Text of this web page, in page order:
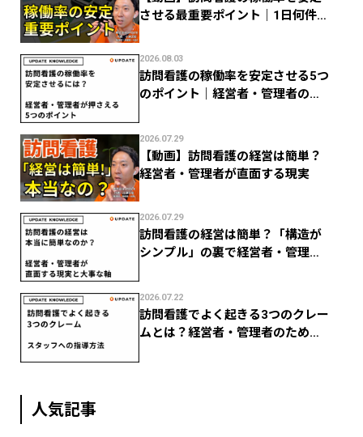
させる最重要ポイント｜1日何件で
2026.08.03
訪問看護の稼働率を安定させる5つ
のポイント｜経営者・管理者のた
2026.07.29
【動画】訪問看護の経営は簡単？
経営者・管理者が直面する現実
2026.07.29
訪問看護の経営は簡単？「構造が
シンプル」の裏で経営者・管理者
2026.07.22
訪問看護でよく起きる3つのクレー
ムとは？経営者・管理者のための
人気記事